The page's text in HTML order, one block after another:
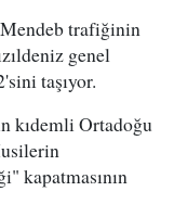
trafiğinin
genel
taşıyor.
kıdemli Ortadoğu
kapatmasının